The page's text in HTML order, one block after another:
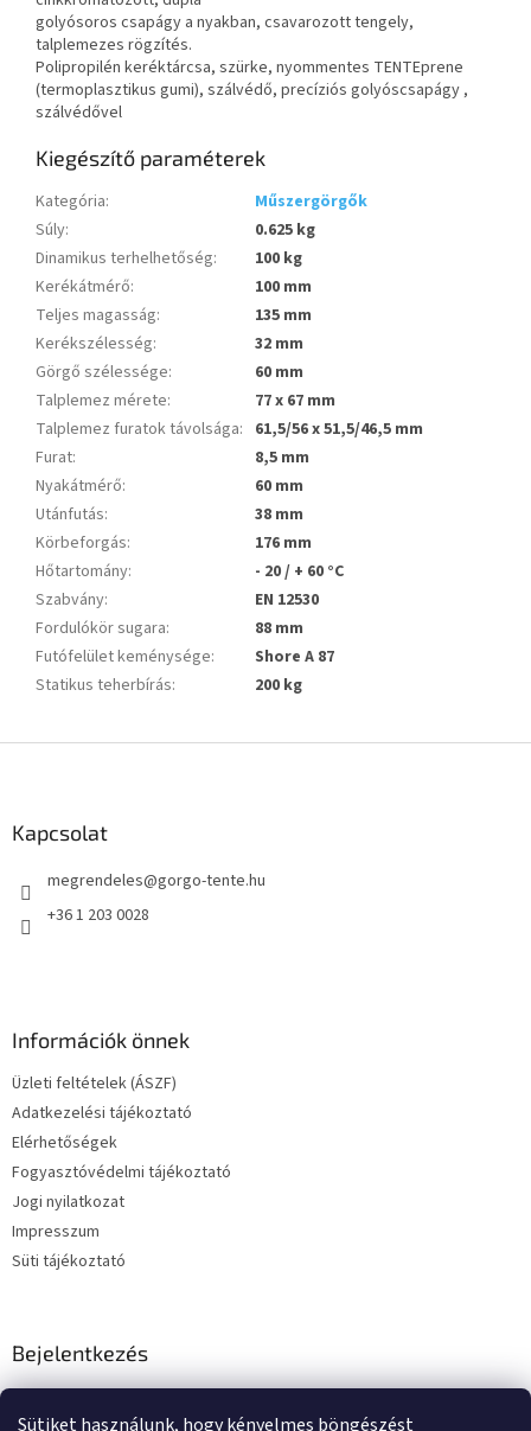
Sütiket használunk, hogy kényelmes böngészést
golyósoros csapágy a nyakban, csavarozott tengely,
talplemezes rögzítés.
Polipropilén keréktárcsa, szürke, nyommentes TENTEprene
(termoplasztikus gumi), szálvédő, precíziós golyóscsapágy ,
szálvédővel
Kiegészítő paraméterek
Kategória:
Műszergörgők
Súly:
0.625 kg
Dinamikus terhelhetőség:
100 kg
Kerékátmérő:
100 mm
Teljes magasság:
135 mm
Kerékszélesség:
32 mm
Görgő szélessége:
60 mm
Talplemez mérete:
77 x 67 mm
Talplemez furatok távolsága: 61,5/56 x 51,5/46,5 mm
Furat:
8,5 mm
Nyakátmérő:
60 mm
Utánfutás:
38 mm
Körbeforgás:
176 mm
Hőtartomány:
- 20 / + 60 °C
Szabvány:
EN 12530
Fordulókör sugara:
88 mm
Futófelület keménysége:
Shore A 87
Statikus teherbírás: 200 kg
Kapcsolat
megrendeles@gorgo-tente.hu
+36 1 203 0028
Információk önnek
Üzleti feltételek (ÁSZF)
Adatkezelési tájékoztató
Elérhetőségek
Fogyasztóvédelmi tájékoztató
Jogi nyilatkozat
Impresszum
Süti tájékoztató
Bejelentkezés
E-mail